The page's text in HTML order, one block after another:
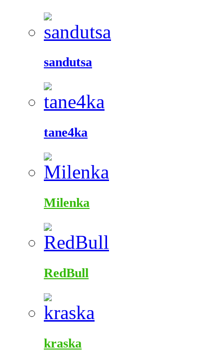
sandutsa
tane4ka
Milenka
RedBull
kraska